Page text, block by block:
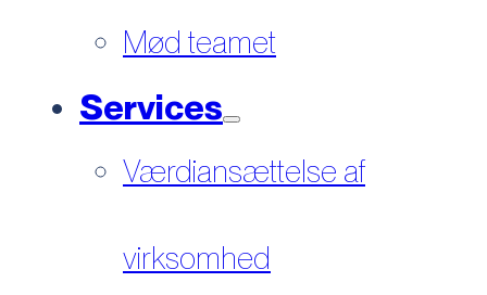
Mød teamet
Services
Værdiansættelse af
virksomhed